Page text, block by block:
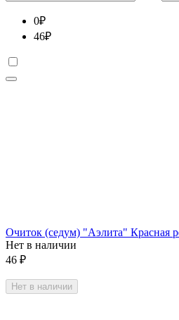
0₽
46₽
Очиток (седум) "Аэлита" Красная
Нет в наличии
46 ₽
Нет в наличии